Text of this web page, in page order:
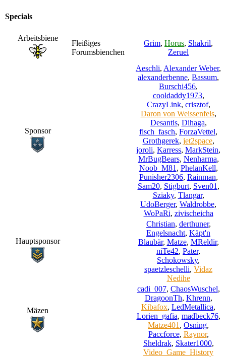
Specials
Arbeitsbiene
Fleißiges
Forumsbienchen
Grim, Horus, Shakril,
Zeruel
Sponsor
Aeschli, Alexander Weber,
alexanderbenne, Bassum,
Burschi456,
cooldaddy1973,
CrazyLink, crisztof,
Daron von Weissenfels,
Desantis, Dihaga,
fisch_fasch, ForzaVettel,
Grothgerek, jet2space,
joroli, Karress, MarkStein,
MrBugBears, Nenharma,
Noob_M81 , PhelanKell,
Punisher2306, Rainman,
Sam20, Stigburt, Sven01 ,
Sziaky, Tlangar,
UdoBerger, Waldrobbe,
WoPaRi, zivischeicha
Hauptsponsor
Christian, derthuner,
Engelsnacht, Käpt'n
Blaubär, Matze, MReldir,
niTe42, Pater,
Schokowsky,
spaetzleschelli, Vidaz
Nedihe
Mäzen
cadi_007, ChaosWuschel,
DragoonTh, Khrenn,
Kibafox, LedMetallica,
Lorien_gafia, madbeck76,
Matze401 , Osning,
Paccforce, Raynor,
Sheldrak, Skater1000,
Video_Game_History